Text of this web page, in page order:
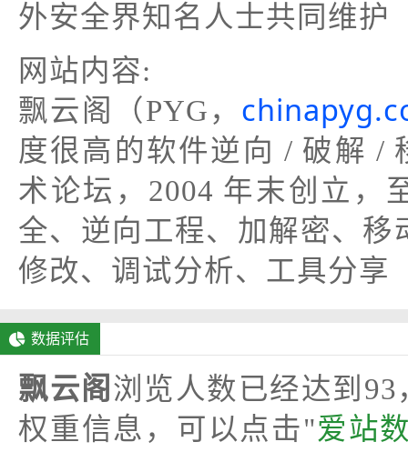
外安全界知名人士共同维护
网站内容:
飘云阁（PYG，
度很高的软件逆向 / 破解 /
术论坛，2004 年末创立，
全、逆向工程、加解密、
修改、调试分析、工具分享
数据评估
飘云阁 浏览人数已经达到
权重信息，可以点击"爱站